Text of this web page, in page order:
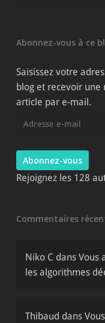
du
Abonnez-vous à ce
Saisissez votre
blog et recevoir une
article par e-mail.
Abonnez-vous
Rejoignez les 128
Commentaires
Niko C dans Vous
les algorithmes
Thibaud dans